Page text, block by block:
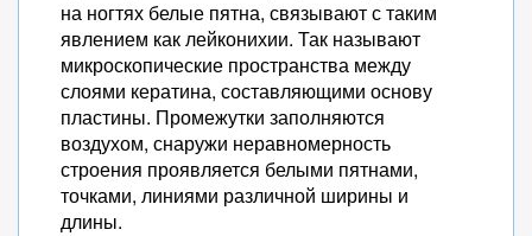
на ногтях белые пятна, связывают с таким
явлением как лейконихии. Так называют
микроскопические пространства между
слоями кератина, составляющими основу
пластины. Промежутки заполняются
воздухом, снаружи неравномерность
строения проявляется белыми пятнами,
точками, линиями различной ширины и
длины.